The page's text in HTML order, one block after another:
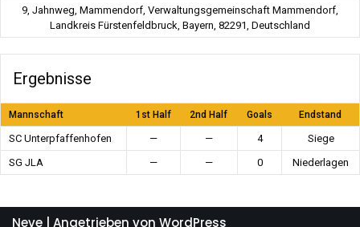
9, Jahnweg, Mammendorf, Verwaltungsgemeinschaft Mammendorf,
Landkreis Fürstenfeldbruck, Bayern, 82291, Deutschland
Ergebnisse
Mannschaft 1st Half 2nd Half Goals Endstand
SC Unterpfaffenhofen — — 4
Siege
SG JLA
— — 0 Niederlagen
Neve | Angetrieben von WordPress